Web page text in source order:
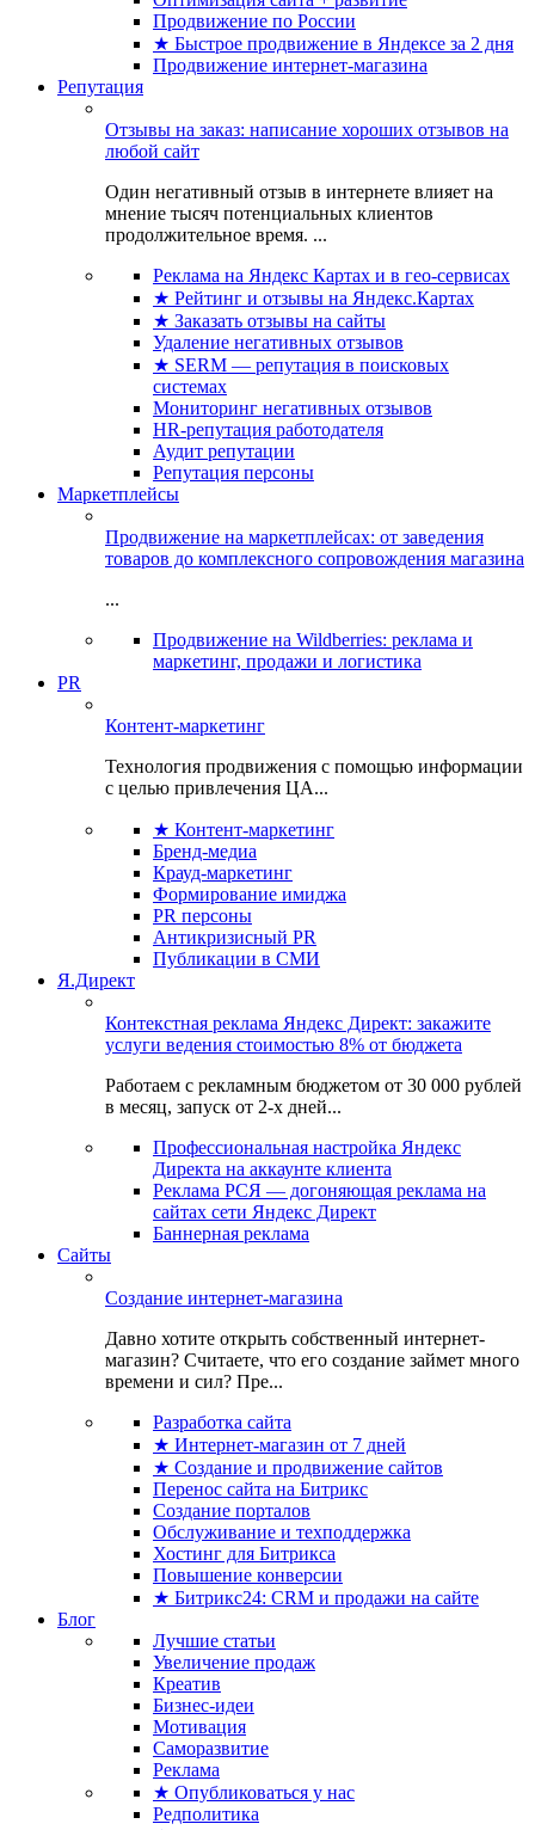
Продвижение по России
★ Быстрое продвижение в Яндексе за 2 дня
Продвижение интернет-магазина
Репутация
Отзывы на заказ: написание хороших отзывов на
любой сайт
Один негативный отзыв в интернете влияет на
мнение тысяч потенциальных клиентов
продолжительное время. ...
Реклама на Яндекс Картах и в гео-сервисах
★ Рейтинг и отзывы на Яндекс.Картах
★ Заказать отзывы на сайты
Удаление негативных отзывов
★ SERM — репутация в поисковых
системах
Мониторинг негативных отзывов
HR-репутация работодателя
Аудит репутации
Репутация персоны
Маркетплейсы
Продвижение на маркетплейсах: от заведения
товаров до комплексного сопровождения магазина
...
Продвижение на Wildberries: реклама и
маркетинг, продажи и логистика
PR
Контент-маркетинг
Технология продвижения с помощью информации
с целью привлечения ЦА...
★ Контент-маркетинг
Бренд-медиа
Крауд-маркетинг
Формирование имиджа
PR персоны
Антикризисный PR
Публикации в СМИ
Я.Директ
Контекстная реклама Яндекс Директ: закажите
услуги ведения стоимостью 8% от бюджета
Работаем с рекламным бюджетом от 30 000 рублей
в месяц, запуск от 2-х дней...
Профессиональная настройка Яндекс
Директа на аккаунте клиента
Реклама РСЯ — догоняющая реклама на
сайтах сети Яндекс Директ
Баннерная реклама
Сайты
Создание интернет-магазина
Давно хотите открыть собственный интернет-
магазин? Считаете, что его создание займет много
времени и сил? Пре...
Разработка сайта
★ Интернет-магазин от 7 дней
★ Создание и продвижение сайтов
Перенос сайта на Битрикс
Создание порталов
Обслуживание и техподдержка
Хостинг для Битрикса
Повышение конверсии
★ Битрикс24: CRM и продажи на сайте
Блог
Лучшие статьи
Увеличение продаж
Креатив
Бизнес-идеи
Мотивация
Саморазвитие
Реклама
★ Опубликоваться у нас
Редполитика